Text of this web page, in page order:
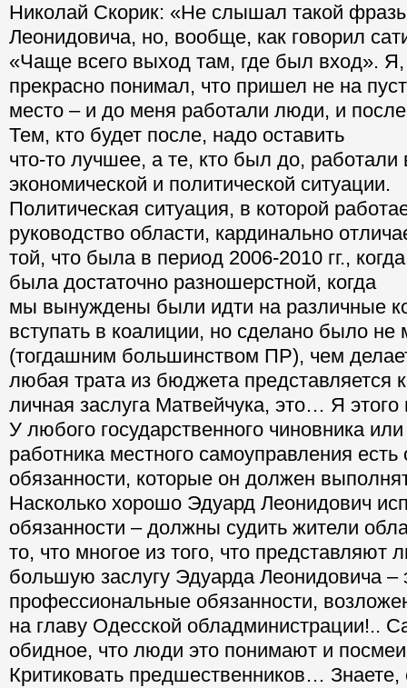
Николай Скорик: «Не слышал такой
Леонидовича, но, вообще, как говорил
«Чаще всего выход там, где был вход».
прекрасно понимал, что пришел не на
место – и до меня работали люди, и
Тем, кто будет после, надо оставить
что-то лучшее, а те, кто был до, работали
экономической и политической ситуации.
Политическая ситуация, в которой
руководство области, кардинально
той, что была в период 2006-2010 гг.,
была достаточно разношерстной, когда
мы вынуждены были идти на различные
вступать в коалиции, но сделано было
(тогдашним большинством ПР), чем
любая трата из бюджета представляется
личная заслуга Матвейчука, это… Я этого
У любого государственного чиновника или
работника местного самоуправления
обязанности, которые он должен
Насколько хорошо Эдуард Леонидович
обязанности – должны судить жители
то, что многое из того, что представляют
большую заслугу Эдуарда Леонидовича –
профессиональные обязанности,
на главу Одесской обладминистрации!..
обидное, что люди это понимают и
Критиковать предшественников… Знаете,